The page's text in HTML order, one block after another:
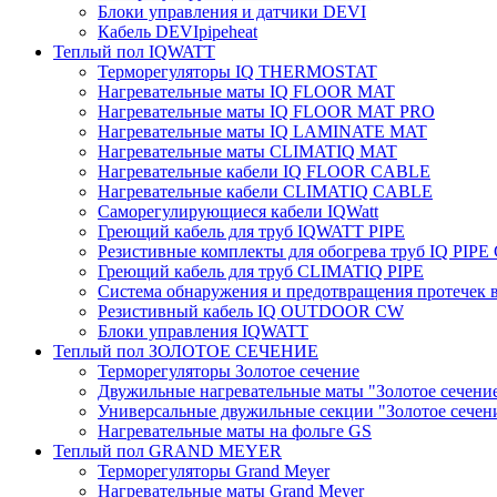
Блоки управления и датчики DEVI
Кабель DEVIpipeheat
Теплый пол IQWATT
Терморегуляторы IQ THERMOSTAT
Нагревательные маты IQ FLOOR MAT
Нагревательные маты IQ FLOOR MAT PRO
Нагревательные маты IQ LAMINATE MAT
Нагревательные маты CLIMATIQ MAT
Нагревательные кабели IQ FLOOR CABLE
Нагревательные кабели CLIMATIQ CABLE
Саморегулирующиеся кабели IQWatt
Греющий кабель для труб IQWATT PIPE
Резистивные комплекты для обогрева труб IQ PIPE
Греющий кабель для труб CLIMATIQ PIPE
Система обнаружения и предотвращения протечек
Резистивный кабель IQ OUTDOOR CW
Блоки управления IQWATT
Теплый пол ЗОЛОТОЕ СЕЧЕНИЕ
Терморегуляторы Золотое сечение
Двужильные нагревательные маты "Золотое
Универсальные двужильные секции "Золотое
Нагревательные маты на фольге GS
Теплый пол GRAND MEYER
Терморегуляторы Grand Meyer
Нагревательные маты Grand Meyer